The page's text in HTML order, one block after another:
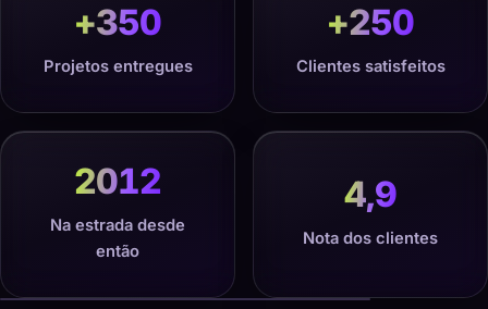
+350
Projetos entregues
+250
Clientes satisfeitos
2012
Na estrada desde
então
4,9
Nota dos clientes